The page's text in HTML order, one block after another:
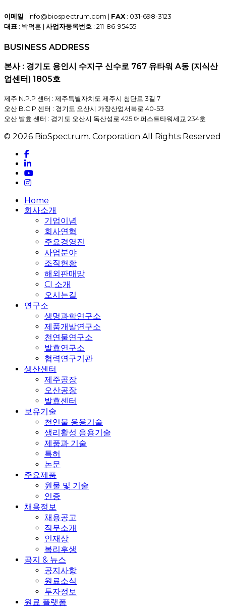
이메일 : info@biospectrum.com | FAX: 031-698-3123
대표 : 박덕훈 | 사업자등록번호 : 211-86-95455
BUSINESS ADDRESS
본사 : 경기도 용인시 수지구 신수로 767 유타워 A동 (지식산
업센터) 1805호
제주 N.P.P 센터 : 제주특별자치도 제주시 첨단로 3길 7
오산 B.C.P 센터 : 경기도 오산시 가장산업서북로 40-53
오산 발효 센터 : 경기도 오산시 독산성로 425 더퍼스트타워세교 234호
© 2026 BioSpectrum. Corporation All Rights Reserved
facebook
linkedin
youtube
instagram
Close
Menu
Home
회사소개
기업이념
회사연혁
주요경영진
사업분야
조직현황
해외판매망
CI 소개
오시는길
연구소
생명과학연구소
제품개발연구소
천연물연구소
발효연구소
협력연구기관
생산센터
제주공장
오산공장
발효센터
보유기술
천연물 응용기술
생리활성 응용기술
제품과 기술
특허
논문
주요제품
원물 및 기술
인증
채용정보
채용공고
직무소개
인재상
복리후생
공지 & 뉴스
공지사항
원료소식
투자정보
원료 플랫폼